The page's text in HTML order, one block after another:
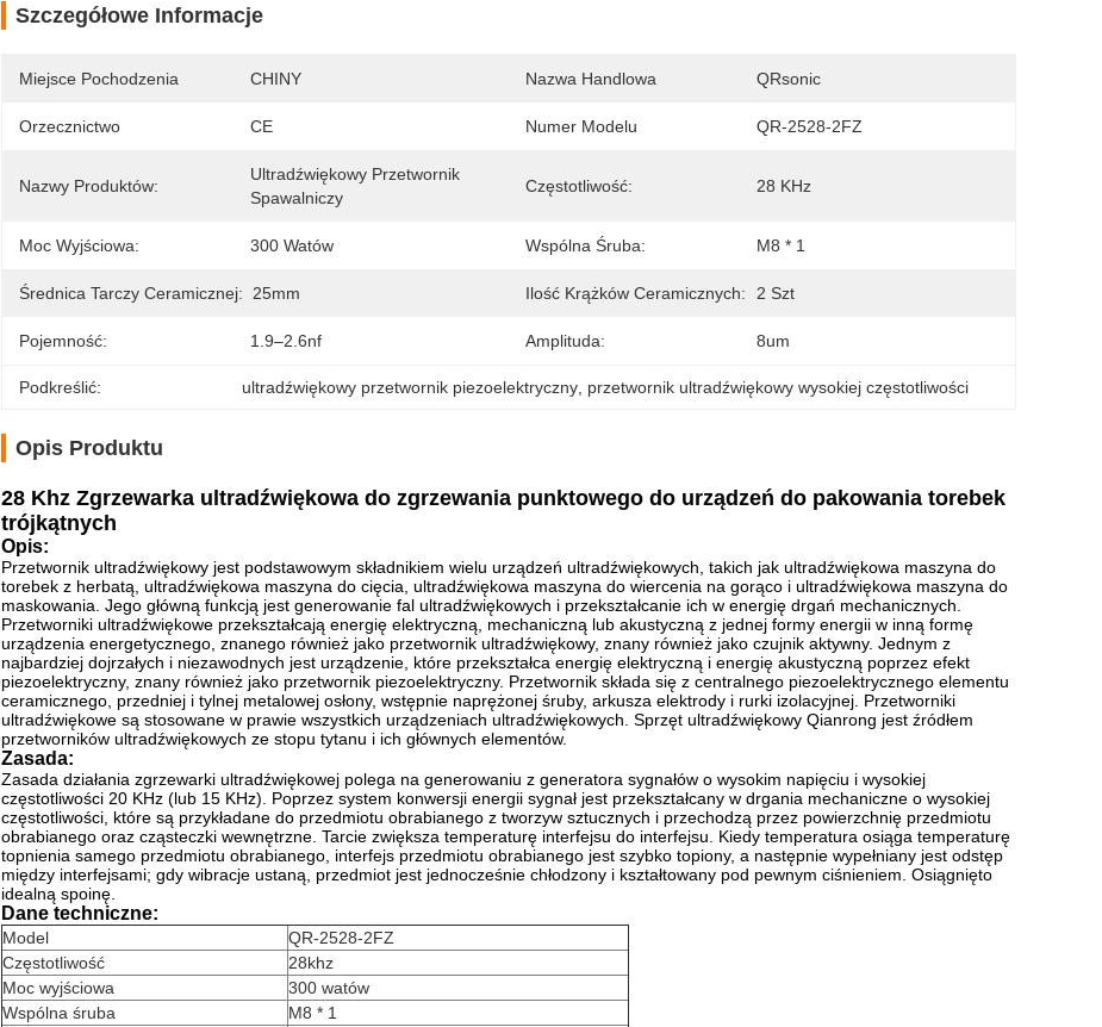
Szczegółowe Informacje
Miejsce Pochodzenia CHINY Nazwa Handlowa QRsonic
Orzecznictwo CE Numer Modelu QR-2528-2FZ
Nazwy Produktów:
Ultradźwiękowy Przetwornik
Spawalniczy
Częstotliwość: 28 KHz
Moc Wyjściowa: 300 Watów Wspólna Śruba: M8 * 1
Średnica Tarczy Ceramicznej: 25mm Ilość Krążków Ceramicznych: 2 Szt
Pojemność: 1.9–2.6nf Amplituda: 8um
Podkreślić: ultradźwiękowy przetwornik piezoelektryczny przetwornik ultradźwiękowy wysokiej częstotliwości
Opis Produktu
28 Khz Zgrzewarka ultradźwiękowa do zgrzewania punktowego do urządzeń do pakowania torebek
trójkątnych
Opis:
Przetwornik ultradźwiękowy jest podstawowym składnikiem wielu urządzeń ultradźwiękowych, takich jak ultradźwiękowa maszyna do
torebek z herbatą, ultradźwiękowa maszyna do cięcia, ultradźwiękowa maszyna do wiercenia na gorąco i ultradźwiękowa maszyna do
maskowania. Jego główną funkcją jest generowanie fal ultradźwiękowych i przekształcanie ich w energię drgań mechanicznych.
Przetworniki ultradźwiękowe przekształcają energię elektryczną, mechaniczną lub akustyczną z jednej formy energii w inną formę
urządzenia energetycznego, znanego również jako przetwornik ultradźwiękowy, znany również jako czujnik aktywny. Jednym z
najbardziej dojrzałych i niezawodnych jest urządzenie, które przekształca energię elektryczną i energię akustyczną poprzez efekt
piezoelektryczny, znany również jako przetwornik piezoelektryczny. Przetwornik składa się z centralnego piezoelektrycznego elementu
ceramicznego, przedniej i tylnej metalowej osłony, wstępnie naprężonej śruby, arkusza elektrody i rurki izolacyjnej. Przetworniki
ultradźwiękowe są stosowane w prawie wszystkich urządzeniach ultradźwiękowych. Sprzęt ultradźwiękowy Qianrong jest źródłem
przetworników ultradźwiękowych ze stopu tytanu i ich głównych elementów.
Zasada:
Zasada działania zgrzewarki ultradźwiękowej polega na generowaniu z generatora sygnałów o wysokim napięciu i wysokiej
częstotliwości 20 KHz (lub 15 KHz).
Poprzez system konwersji energii sygnał jest przekształcany w drgania mechaniczne o wysokiej
częstotliwości, które są przykładane do przedmiotu obrabianego z tworzyw sztucznych i przechodzą przez powierzchnię przedmiotu
obrabianego oraz cząsteczki wewnętrzne. Tarcie zwiększa temperaturę interfejsu do interfejsu.
Kiedy temperatura osiąga temperaturę
topnienia samego przedmiotu obrabianego, interfejs przedmiotu obrabianego jest szybko topiony, a następnie wypełniany jest odstęp
między interfejsami; gdy wibracje ustaną, przedmiot jest jednocześnie chłodzony i kształtowany pod pewnym ciśnieniem. Osiągnięto
idealną spoinę.
Dane techniczne:
Model
QR-2528-2FZ
Częstotliwość
28khz
Moc wyjściowa
300 watów
Wspólna śruba
M8 * 1